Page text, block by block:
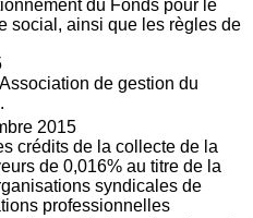
du Fonds pour le
social, ainsi que les règles de
de gestion du
2015
crédits de la collecte de la
de 0,016% au titre de la
syndicales de
professionnelles